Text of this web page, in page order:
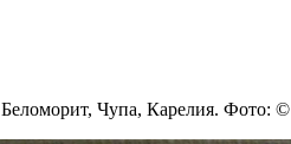
Беломорит, Чупа, Карелия. Фото: ©